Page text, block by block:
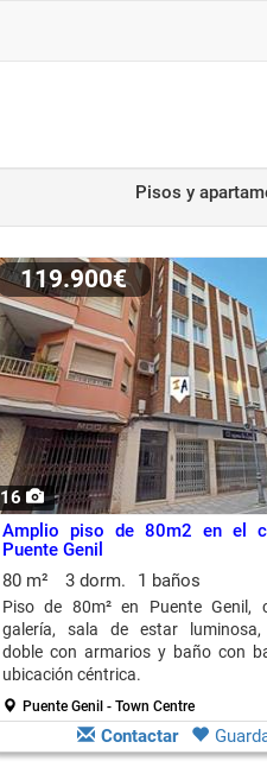
Pisos y
16
119.900€
Amplio piso de 80m2 en el
Puente Genil
80 m²
3 dorm. 1 baños
Piso de 80m² en Puente Genil,
galería, sala de estar luminosa,
doble con armarios y baño con
ubicación céntrica.
Puente Genil - Town Centre
Contactar